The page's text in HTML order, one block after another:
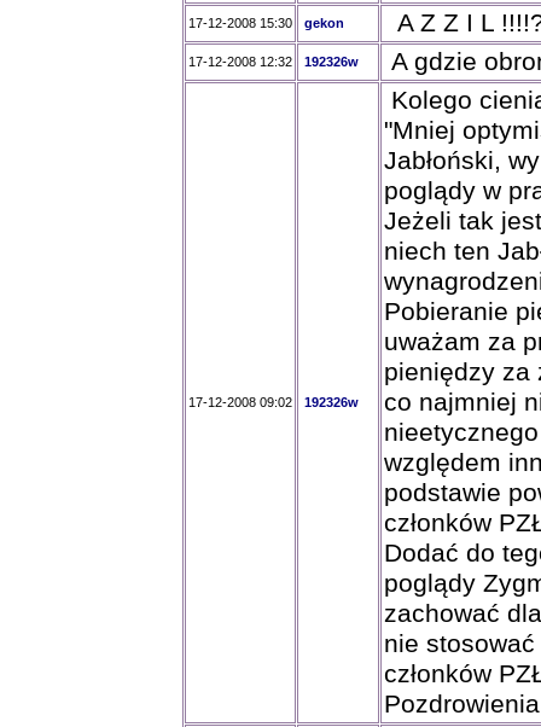
17-12-2008 15:30 gekon A Z Z I L
17-12-2008 12:32 192326w A gdzie
17-12-2008 09:02 192326w
Kolego
"Mniej
Jabłoński,
poglądy w
Jeżeli tak
niech ten
Pobieranie
uważam za
pieniędzy za
co najmniej
względem
podstawie
członków
Dodać do
poglądy
zachować
nie
członków